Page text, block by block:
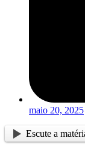
maio 20, 2025
Escute a